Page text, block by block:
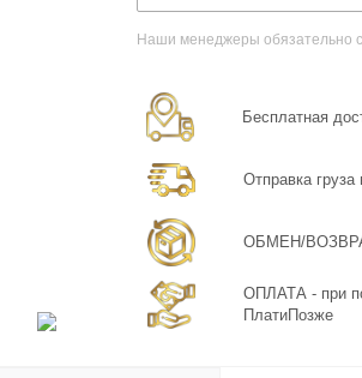
Наши менеджеры обязательно
Бесплатная
Отправка груза
ОБМЕН/
ОПЛАТА - при
ПлатиПозже